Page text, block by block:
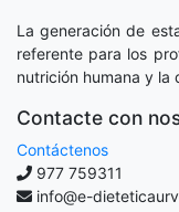
La generación de
referente para los
nutrición humana y la
Contacte con
Contáctenos
977 759311
info@e-